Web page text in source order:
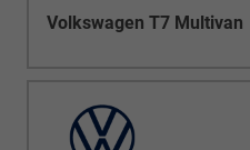
Volkswagen T7 Multivan